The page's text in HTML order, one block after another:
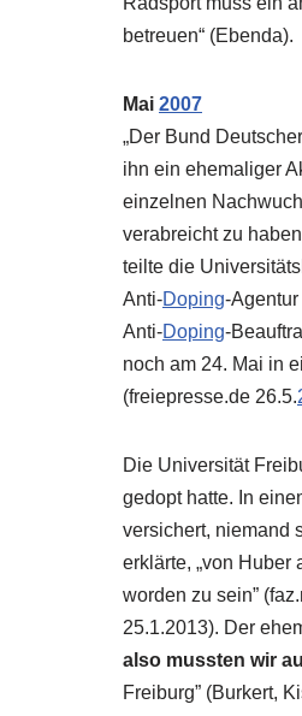
betreuen“ (Ebenda).
Mai 2007
„Der Bund
ihn ein ehemaliger
einzelnen
verabreicht zu
teilte die
Anti-Doping-Agentur
Anti-Doping-
noch am 24. Mai in
(freiepresse.de 26.5.
Die Universität
gedopt hatte. In
versichert, niemand
erklärte, „von
worden zu sein”
25.1.2013). Der
also mussten wir
Freiburg” (Burkert,